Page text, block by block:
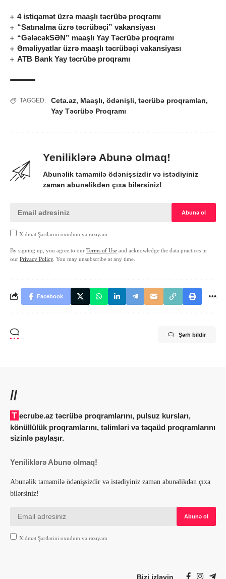
4 istiqamət üzrə maaşlı təcrübə proqramı
“Satınalma üzrə təcrübəçi” vakansiyası
“GələcəkSƏN” maaşlı Yay Təcrübə proqramı
Əməliyyatlar üzrə maaşlı təcrübəçi vakansiyası
ATB Bank Yay təcrübə proqramı
TAGGED: Ceta.az, Maaşlı, ödənişli, təcrübə proqramları,
Yay Təcrübə Proqramı
Yeniliklərə Abunə olmaq!
Abunəlik tamamilə ödənişsizdir və istədiyiniz
zaman abunəlikdən çıxa bilərsiniz!
Xidmət Şərtlərini oxudum və razıyam
By signing up, you agree to our Terms of Use and acknowledge the data practices in
our Privacy Policy. You may unsubscribe at any time.
Facebook
Şərh bildir
//
Tecrube.az təcrübə proqramlarını, pulsuz kursları,
könüllülük proqramlarını, təlimləri və təqaüd proqramlarını
sizinlə paylaşır.
Yeniliklərə Abunə olmaq!
Abunəlik tamamilə ödənişsizdir və istədiyiniz zaman abunəlikdən çıxa
bilərsiniz!
Xidmət Şərtlərini oxudum və razıyam
Bizi izləyin